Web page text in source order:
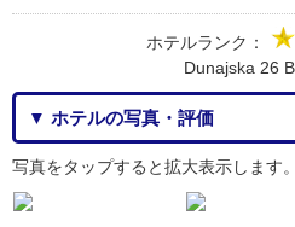
ホテルランク：
Dunajska 26
▼ ホテルの写真・評価
写真をタップすると拡大表示します。